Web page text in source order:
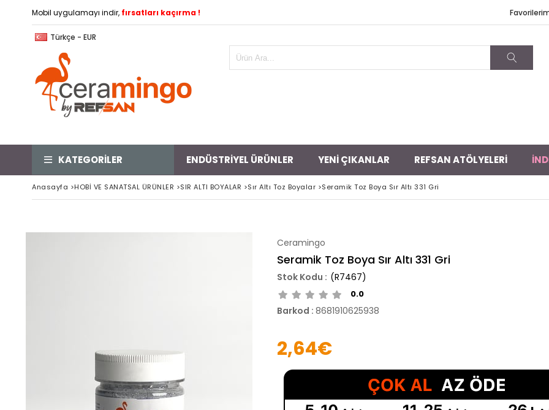
Mobil uygulamayı indir, fırsatları kaçırma !
Türkçe - EUR
KATEGORİLER ENDÜSTRİYEL ÜRÜNLER YENİ ÇIKANLAR REFSAN ATÖLYELERİ
Anasayfa >HOBİ VE SANATSAL ÜRÜNLER >SIR ALTI BOYALAR >Sır Altı Toz Boyalar >Seramik Toz Boya Sır Altı 331 Gri
Ceramingo
Seramik Toz Boya Sır Altı 331 Gri
(R7467)
0.0
Barkod : 8681910625938
2,64€